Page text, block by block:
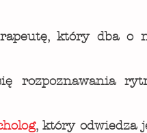
który dba o
rozpoznawania
, który odwiedza